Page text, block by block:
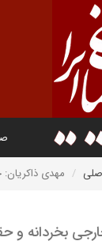
مهدی
و